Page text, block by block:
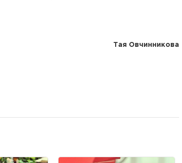
Тая Овчинникова